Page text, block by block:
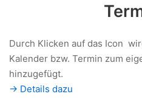
Durch Klicken auf das Icon
Kalender bzw. Termin zum
hinzugefügt.
-> Details dazu